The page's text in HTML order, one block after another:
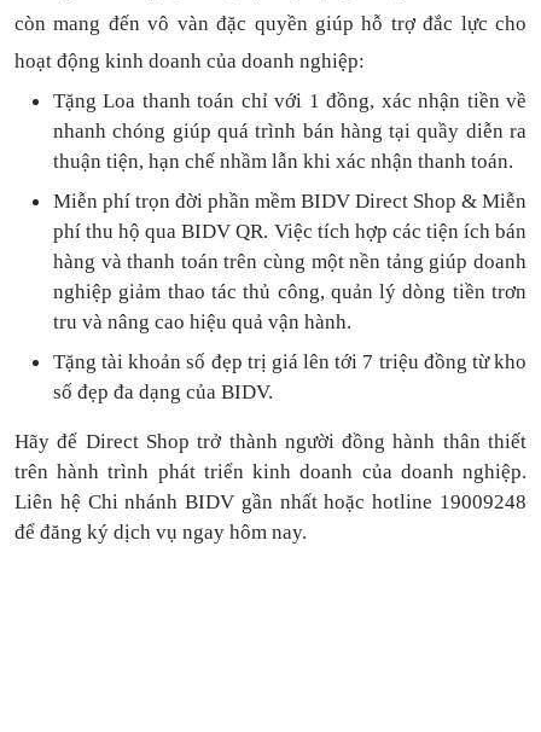
còn mang đến vô vàn đặc quyền giúp hỗ trợ đắc lực cho
hoạt động kinh doanh của doanh nghiệp:
Tặng Loa thanh toán chỉ với 1đồng, xác nhận tiền về
nhanh chóng giúp quá trình bán hàng tại quầy diễn ra
thuận tiện, hạn chế nhầm lẫn khi xác nhận thanh toán.
Miễn phí trọn đời phần mềm BIDV Direct Shop & Miễn
phí thu hộ qua BIDV QR. Việc tích hợp các tiện ích bán
hàng và thanh toántrên cùng một nền tảng giúp doanh
nghiệp giảm thao tác thủ công, quản lý dòng tiền trơn
tru và nâng cao hiệu quả vận hành.
Tặngtài khoản số đẹp trị giá lên tới 7 triệu đồng từ kho
số đẹp đa dạng của BIDV.
Hãy để Direct Shop trở thành người đồng hành thân thiết
trên hành trình phát triển kinh doanh của doanh nghiệp.
Liên hệ Chi nhánh BIDV gần nhất hoặc hotline 19009248
để đăng ký dịch vụ ngay hôm nay.